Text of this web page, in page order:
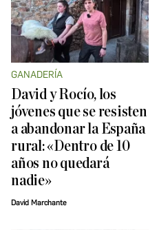
GANADERÍA
David y Rocío, los
jóvenes que se resisten
a abandonar la España
rural: «Dentro de 10
años no quedará
nadie»
David Marchante